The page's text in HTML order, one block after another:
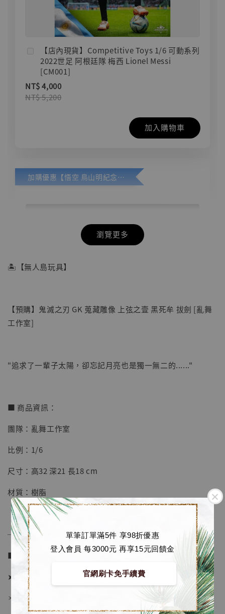
單筆訂單滿5件 享98折優惠
登入會員 每3000元 再享15元回饋金
官網刷卡免手續費
【店內現貨】Competitive Toys 1/6 可動系列
2022世足 阿根廷隊 梅西 Lionel Messi
[CM001]
NT$ 4,000
NT$ 5,200
加入購物車
加購優惠【悟空 鳥山明紀念款 [奇蹟工作室]】
明紀念款 [奇蹟工作室]
NT$ 5,580
瀏覽更多
🏝【無人島玩具】
【預購】鬼滅之刃 GK 蒐藏雕像 上弦之壹 黑死牟 拔劍 [亂舞
工作室]
"追求了一輩子太陽，卻忘記月亮也是獨一無二的......"
■ 商品資訊：
團隊：亂舞工作室
比例：1/6
尺寸：高32 深21 長18 cm
材質：樹脂
──────────────
■ 販售資訊 (NT$)：
➤ 價格 4280元 (訂金1980)
＊ 國際運費另計